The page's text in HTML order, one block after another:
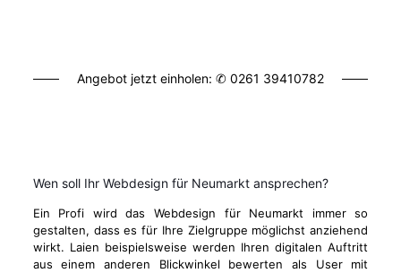
Angebot jetzt einholen: ✆ 0261 39410782
Wen soll Ihr Webdesign für Neumarkt ansprechen?
Ein Profi wird das Webdesign für Neumarkt immer so
gestalten, dass es für Ihre Zielgruppe möglichst anziehend
wirkt. Laien beispielsweise werden Ihren digitalen Auftritt
aus einem anderen Blickwinkel bewerten als User mit